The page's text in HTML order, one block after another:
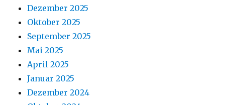
Dezember 2025
Oktober 2025
September 2025
Mai 2025
April 2025
Januar 2025
Dezember 2024